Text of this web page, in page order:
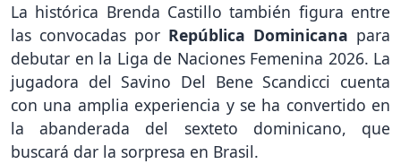
La histórica Brenda Castillo también figura entre
las convocadas por República Dominicana para
debutar en la Liga de Naciones Femenina 2026. La
jugadora del Savino Del Bene Scandicci cuenta
con una amplia experiencia y se ha convertido en
la abanderada del sexteto dominicano, que
buscará dar la sorpresa en Brasil.